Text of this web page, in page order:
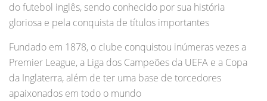
do futebol inglês, sendo conhecido por sua história
gloriosa e pela conquista de títulos importantes
Fundado em 1878, o clube conquistou inúmeras vezes a
Premier League, a Liga dos Campeões da UEFA e a Copa
da Inglaterra, além de ter uma base de torcedores
apaixonados em todo o mundo